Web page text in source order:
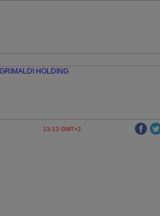
13:13 GMT+2